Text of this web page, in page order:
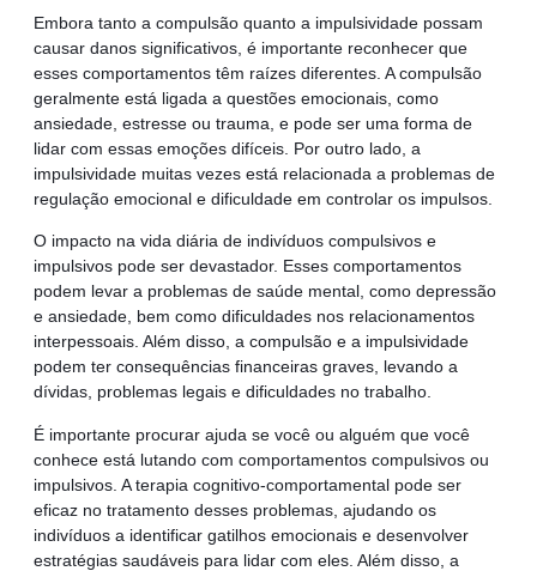
Embora tanto a compulsão quanto a impulsividade possam
causar danos significativos, é importante reconhecer que
esses comportamentos têm raízes diferentes. A compulsão
geralmente está ligada a questões emocionais, como
ansiedade, estresse ou trauma, e pode ser uma forma de
lidar com essas emoções difíceis. Por outro lado, a
impulsividade muitas vezes está relacionada a problemas de
regulação emocional e dificuldade em controlar os impulsos.
O impacto na vida diária de indivíduos compulsivos e
impulsivos pode ser devastador. Esses comportamentos
podem levar a problemas de saúde mental, como depressão
e ansiedade, bem como dificuldades nos relacionamentos
interpessoais. Além disso, a compulsão e a impulsividade
podem ter consequências financeiras graves, levando a
dívidas, problemas legais e dificuldades no trabalho.
É importante procurar ajuda se você ou alguém que você
conhece está lutando com comportamentos compulsivos ou
impulsivos. A terapia cognitivo-comportamental pode ser
eficaz no tratamento desses problemas, ajudando os
indivíduos a identificar gatilhos emocionais e desenvolver
estratégias saudáveis para lidar com eles. Além disso, a